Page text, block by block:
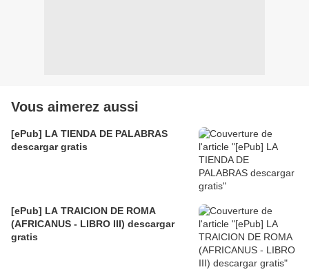
Vous aimerez aussi
[ePub] LA TIENDA DE PALABRAS
descargar gratis
[ePub] LA TRAICION DE ROMA
(AFRICANUS - LIBRO III) descargar
gratis